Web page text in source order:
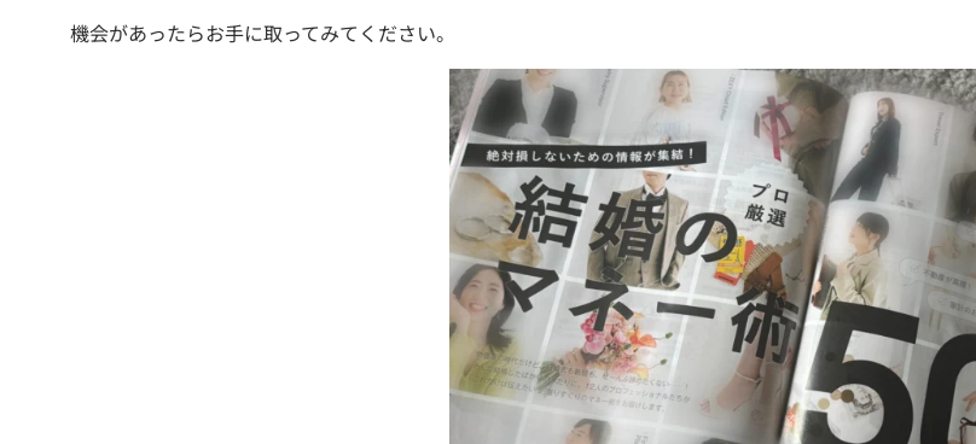
機会があったらお手に取ってみてください。